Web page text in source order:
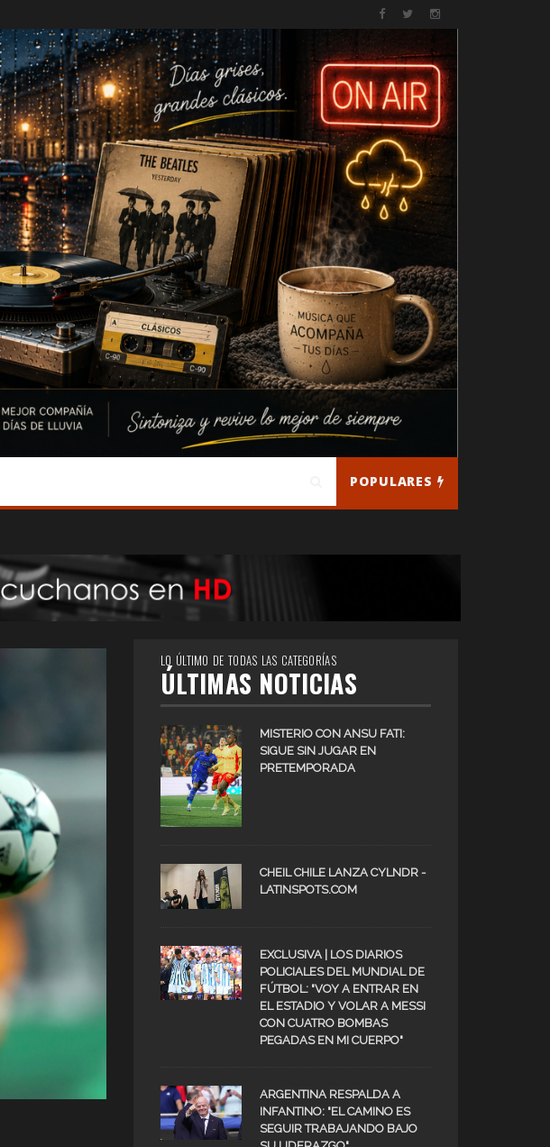
POPULARES
LO ÚLTIMO DE TODAS LAS CATEGORÍAS
ÚLTIMAS NOTICIAS
MISTERIO CON ANSU FATI:
SIGUE SIN JUGAR EN
PRETEMPORADA
CHEIL CHILE LANZA CYLNDR -
LATINSPOTS.COM
EXCLUSIVA | LOS DIARIOS
POLICIALES DEL MUNDIAL DE
FÚTBOL: "VOY A ENTRAR EN
EL ESTADIO Y VOLAR A MESSI
CON CUATRO BOMBAS
PEGADAS EN MI CUERPO"
ARGENTINA RESPALDA A
INFANTINO: "EL CAMINO ES
SEGUIR TRABAJANDO BAJO